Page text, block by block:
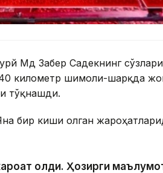
Мд Забер Садекнинг
километр шимоли-шарқда
тўқнашди.
бир киши олган
олди. Ҳозирги